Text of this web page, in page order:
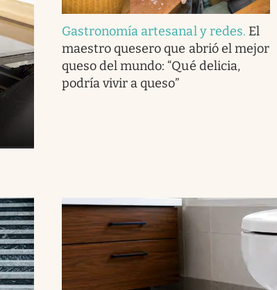
Gastronomía artesanal y redes. El
maestro quesero que abrió el mejor
queso del mundo: “Qué delicia,
podría vivir a queso”